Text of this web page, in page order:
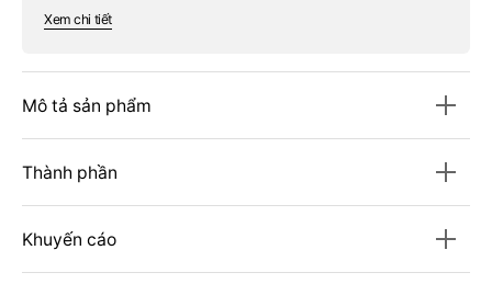
YOU&#39;
Xem chi tiết
Mô tả sản phẩm
Thành phần
Khuyến cáo